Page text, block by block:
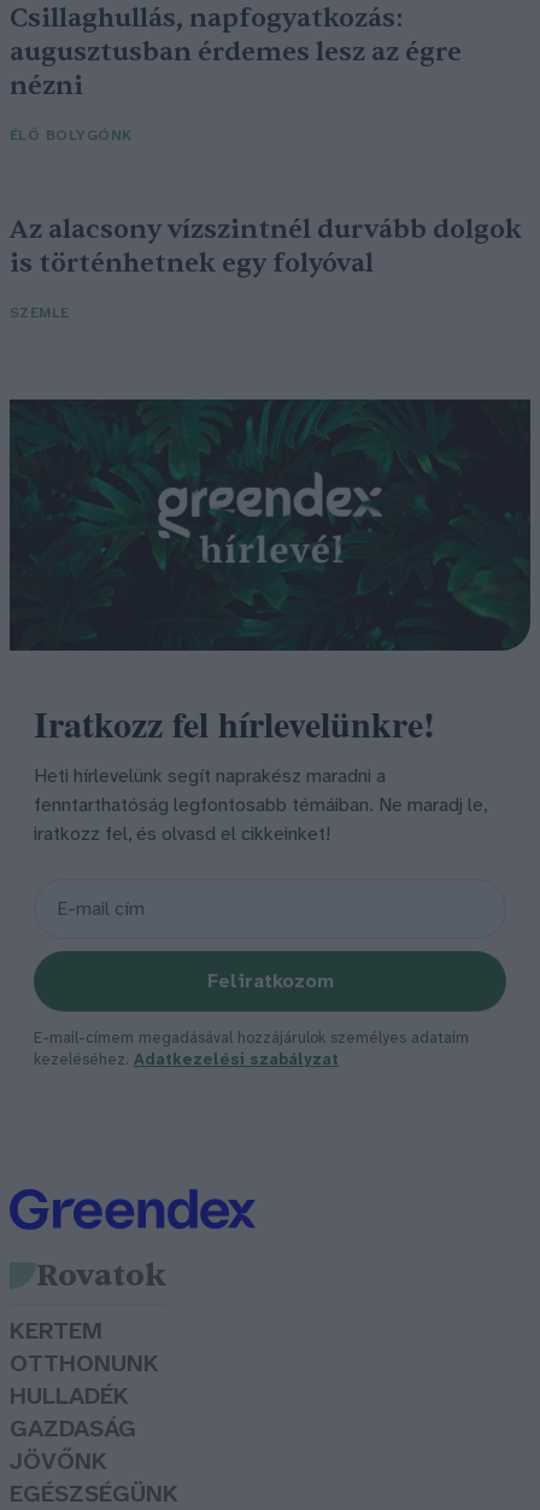
Csillaghullás, napfogyatkozás:
augusztusban érdemes lesz az égre
nézni
ÉLŐ BOLYGÓNK
Az alacsony vízszintnél durvább dolgok
is történhetnek egy folyóval
SZEMLE
Iratkozz fel hírlevelünkre!
Heti hírlevelünk segít naprakész maradni a
fenntarthatóság legfontosabb témáiban. Ne maradj le,
iratkozz fel, és olvasd el cikkeinket!
Feliratkozom
E-mail-címem megadásával hozzájárulok személyes adataim
kezeléséhez. Adatkezelési szabályzat
Rovatok
KERTEM
OTTHONUNK
HULLADÉK
GAZDASÁG
JÖVŐNK
EGÉSZSÉGÜNK